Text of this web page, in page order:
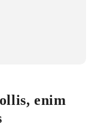
enim